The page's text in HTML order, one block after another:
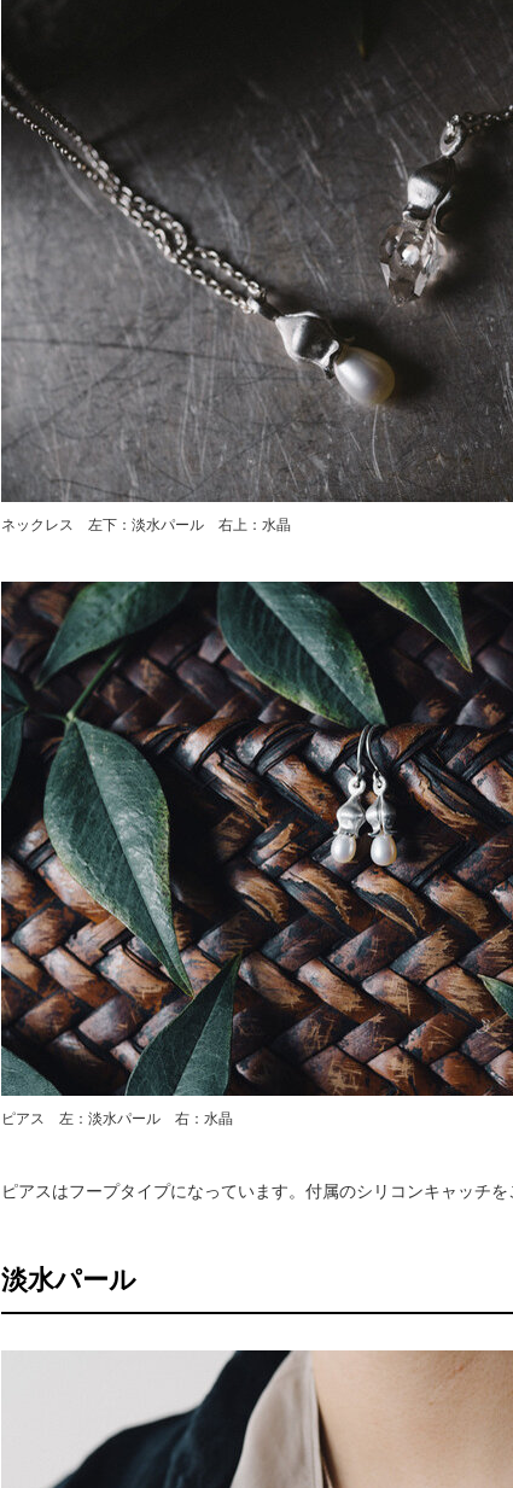
ネックレス 左下：淡水パール 右上：水晶
ピアス 左：淡水パール 右：水晶
ピアスはフープタイプになっています。付属のシリコンキャッチを
淡水パール